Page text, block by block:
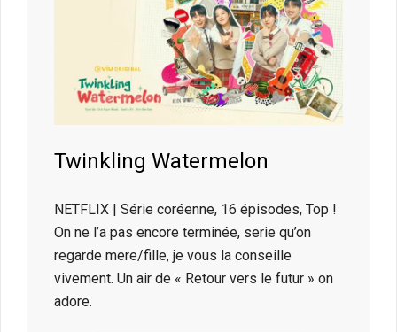
Twinkling Watermelon
NETFLIX | Série coréenne, 16 épisodes, Top !
On ne l’a pas encore terminée, serie qu’on
regarde mere/fille, je vous la conseille
vivement. Un air de « Retour vers le futur » on
adore.